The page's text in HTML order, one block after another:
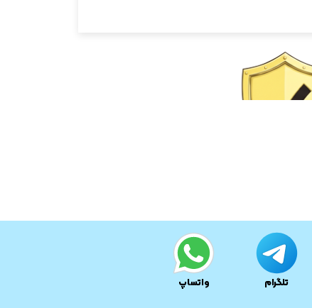
تلگرام واتساپ